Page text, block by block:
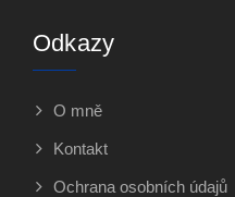
Odkazy
O mně
Kontakt
Ochrana osobních údajů